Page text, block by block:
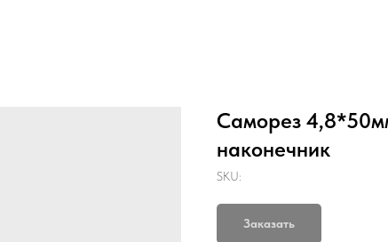
Саморез
наконечник
SKU:
Заказать